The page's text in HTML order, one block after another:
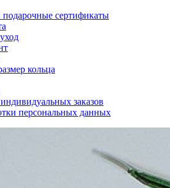
сертификаты
кольца
заказов
персональных данных